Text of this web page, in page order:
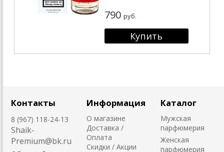
790 руб.
Контакты
8 (967) 118-24-13
Shaik-
Premium@bk.ru
Информация
О магазине
Доставка /
Оплата
Скидки / Акции
Каталог
Мужская
парфюмерия
Женская
парфюмерия